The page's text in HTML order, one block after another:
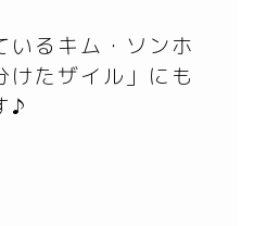
いるキム・ソンホ
けたザイル」にも
♪